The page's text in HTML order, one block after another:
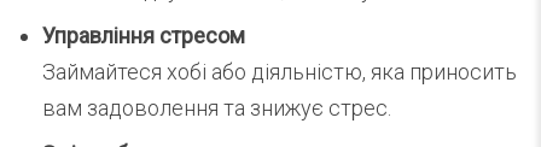
Управління стресом
Займайтеся хобі або діяльністю, яка приносить
вам задоволення та знижує стрес.